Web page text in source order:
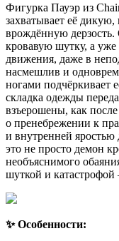
Фигурка Пауэр из
захватывает её
врождённую дерзость.
кровавую шутку, а уже
движения, даже в
насмешлив и
ногами подчёркивает
складка одежды
взъерошены, как
о пренебрежении к
и внутренней
это не просто демон
необъяснимого
шуткой и
✨ Особенности: